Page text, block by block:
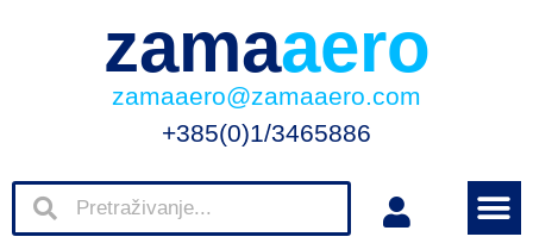
zamaaero
zamaaero@zamaaero.com
+385(0)1/3465886